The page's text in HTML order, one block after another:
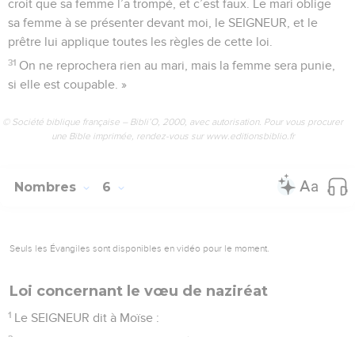
croit que sa femme l’a trompé, et c’est faux. Le mari oblige
sa femme à se présenter devant moi, le SEIGNEUR, et le
prêtre lui applique toutes les règles de cette loi.
31 On ne reprochera rien au mari, mais la femme sera punie,
si elle est coupable. »
© Société biblique française – Bibli’O, 2000, avec autorisation. Pour vous procurer
une Bible imprimée, rendez-vous sur www.editionsbiblio.fr
Nombres 6
Seuls les Évangiles sont disponibles en vidéo pour le moment.
Loi concernant le vœu de naziréat
1 Le SEIGNEUR dit à Moïse :